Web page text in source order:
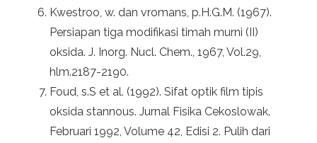
Kwestroo, w. dan vromans, p.H.G.M. (1967).
Persiapan tiga modifikasi timah murni (II)
oksida. J. Inorg. Nucl. Chem., 1967, Vol.29,
hlm.2187-2190.
Foud, s.S et al. (1992). Sifat optik film tipis
oksida stannous. Jurnal Fisika Cekoslowak.
Februari 1992, Volume 42, Edisi 2. Pulih dari